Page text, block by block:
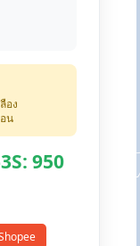
อง
น
950